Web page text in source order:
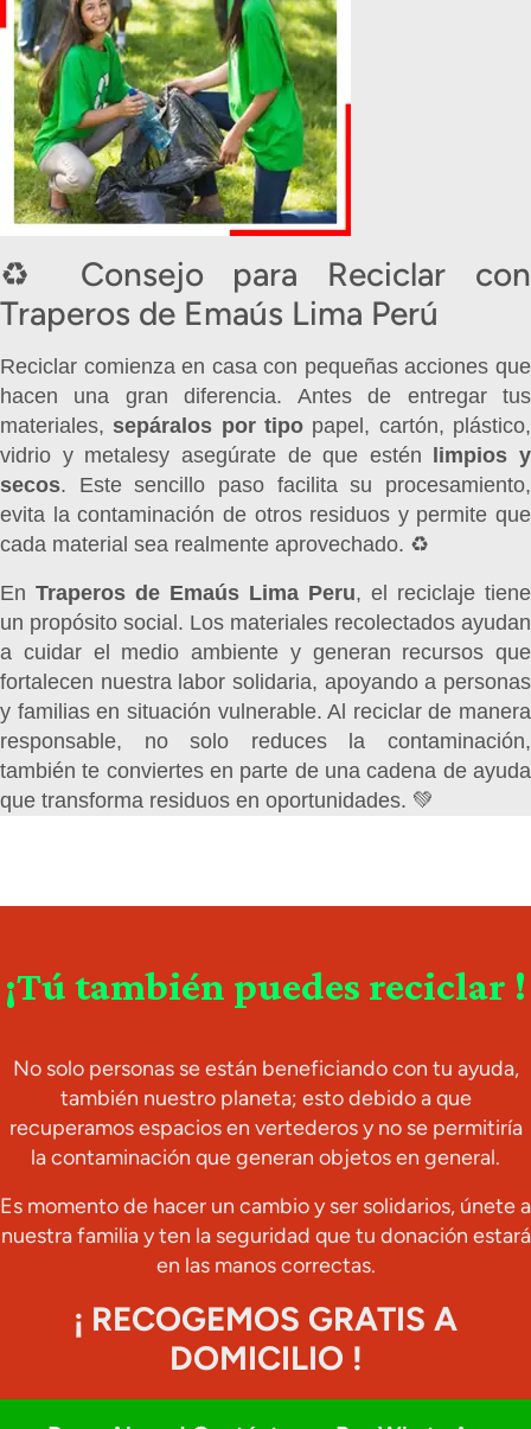
♻️ Consejo para Reciclar con
Traperos de Emaús Lima Perú
Reciclar comienza en casa con pequeñas acciones que
hacen una gran diferencia. Antes de entregar tus
materiales, sepáralos por tipo papel, cartón, plástico,
vidrio y metalesy asegúrate de que estén
limpios y
secos. Este sencillo paso facilita su procesamiento,
evita la contaminación de otros residuos y permite que
cada material sea realmente aprovechado. ♻️
En Traperos de Emaús Lima Peru, el reciclaje tiene
un propósito social. Los materiales recolectados ayudan
a cuidar el medio ambiente y generan recursos que
fortalecen nuestra labor solidaria, apoyando a personas
y familias en situación vulnerable. Al reciclar de manera
responsable, no solo reduces la contaminación,
también te conviertes en parte de una cadena de ayuda
que transforma residuos en oportunidades. 💚
¡Tú también puedes reciclar !
No solo personas se están beneficiando con tu ayuda,
también nuestro planeta; esto debido a que
recuperamos espacios en vertederos y no se permitiría
la contaminación que generan objetos en general.
Es momento de hacer un cambio y ser solidarios, únete a
nuestra familia y ten la seguridad que tu donación estará
en las manos correctas.
¡ RECOGEMOS GRATIS A
DOMICILIO !